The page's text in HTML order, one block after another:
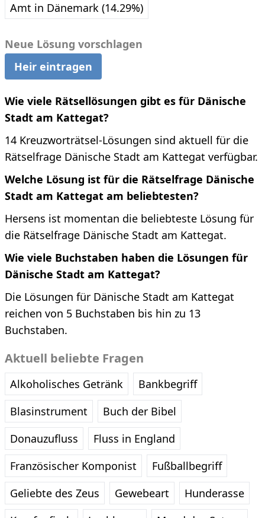
Amt in Dänemark (14.29%)
Neue Lösung vorschlagen
Heir eintragen
Wie viele Rätsellösungen gibt es für Dänische
Stadt am Kattegat?
14 Kreuzworträtsel-Lösungen sind aktuell für die
Rätselfrage Dänische Stadt am Kattegat verfügbar.
Welche Lösung ist für die Rätselfrage Dänische
Stadt am Kattegat am beliebtesten?
Hersens ist momentan die beliebteste Lösung für
die Rätselfrage Dänische Stadt am Kattegat.
Wie viele Buchstaben haben die Lösungen für
Dänische Stadt am Kattegat?
Die Lösungen für Dänische Stadt am Kattegat
reichen von 5 Buchstaben bis hin zu 13
Buchstaben.
Aktuell beliebte Fragen
Alkoholisches Getränk
Bankbegriff
Blasinstrument
Buch der Bibel
Donauzufluss
Fluss in England
Französischer Komponist
Fußballbegriff
Geliebte des Zeus
Gewebeart
Hunderasse